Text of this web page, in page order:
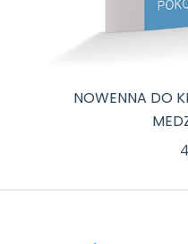
NOWENNA DO